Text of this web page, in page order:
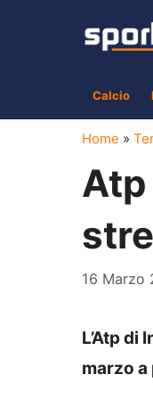
Calcio
Home »
16 Marzo
L’Atp
marzo